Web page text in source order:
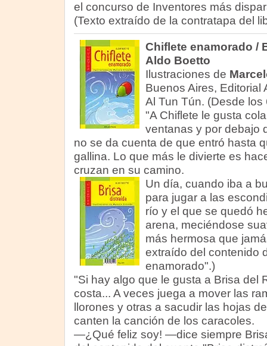
el concurso de Inventores más
(Texto extraído de la contratapa del
Chiflete enamorado /
Aldo Boetto
Ilustraciones de
Buenos Aires, Editorial
Al Tun Tún. (Desde los
"A Chiflete le gusta
ventanas y por debajo
no se da cuenta de que entró hasta
gallina. Lo que más le divierte es
cruzan en su camino.
Un día, cuando iba a
para jugar a las
río y el que se quedó
arena, meciéndose
más hermosa que
extraído del contenido
enamorado".)
"Si hay algo que le gusta a Brisa del
costa... A veces juega a mover las
llorones y otras a sacudir las hojas
canten la canción de los caracoles.
—¿Qué feliz soy! —dice siempre